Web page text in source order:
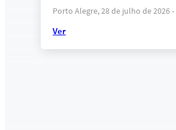
Porto Alegre, 28 de julho de 2026
Ver